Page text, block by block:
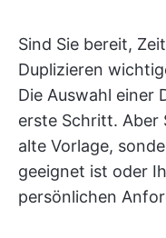
Sind Sie bereit,
Duplizieren
Die Auswahl einer
erste Schritt. Aber
alte Vorlage,
geeignet ist oder
persönlichen